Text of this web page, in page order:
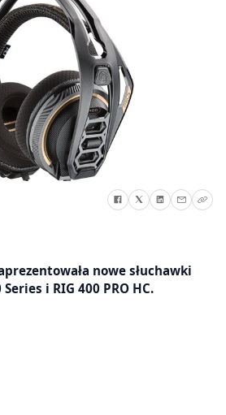
nowe słuchawki
i RIG 400 PRO HC.